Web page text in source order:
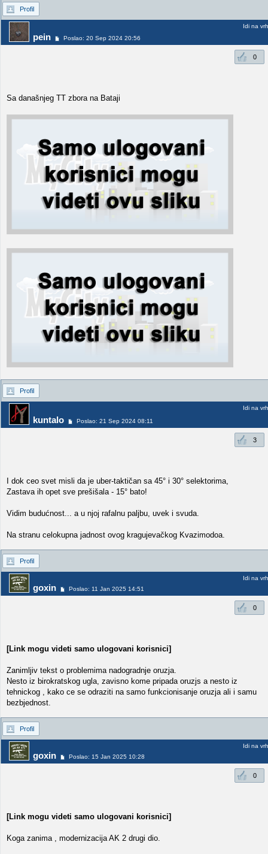
Profil
pein Poslao: 20 Sep 2024 20:56
Idi na vrh
0
Sa današnjeg TT zbora na Bataji
Profil
kuntalo Poslao: 21 Sep 2024 08:11
Idi na vrh
3
I dok ceo svet misli da je uber-taktičan sa 45° i 30° selektorima,
Zastava ih opet sve prešišala - 15° bato!
Vidim budućnost... a u njoj rafalnu paljbu, uvek i svuda.
Na stranu celokupna jadnost ovog kragujevačkog Kvazimodoa.
Profil
goxin Poslao: 11 Jan 2025 14:51
Idi na vrh
0
[Link mogu videti samo ulogovani korisnici]
Zanimljiv tekst o problemima nadogradnje oruzja.
Nesto iz birokratskog ugla, zavisno kome pripada oruzjs a nesto iz
tehnickog , kako ce se odraziti na samo funkcionisanje oruzja ali i samu
bezbjednost.
Profil
goxin Poslao: 15 Jan 2025 10:28
Idi na vrh
0
[Link mogu videti samo ulogovani korisnici]
Koga zanima , modernizacija AK 2 drugi dio.